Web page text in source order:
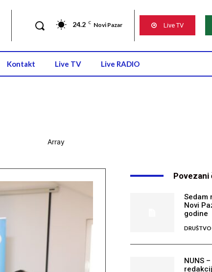
24.2 C Novi Pazar Live TV
Kontakt Live TV Live RADIO
Array
Povezani
Sedam
Novi
godine
DRUŠTVO
NUNS